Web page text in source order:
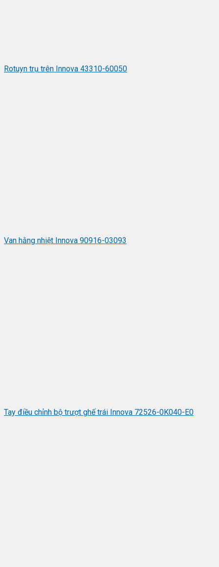
Rotuyn trụ trên Innova 43310-60050
Van hằng nhiệt Innova 90916-03093
Tay điều chỉnh bộ trượt ghế trái Innova 72526-0K040-E0